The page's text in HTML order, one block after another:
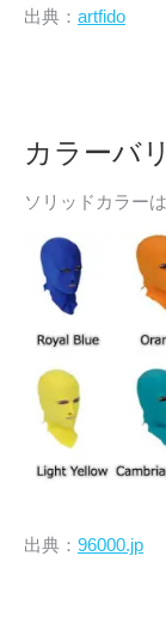
出典： artfido
カラーバ
ソリッドカラー
出典： 96000.jp